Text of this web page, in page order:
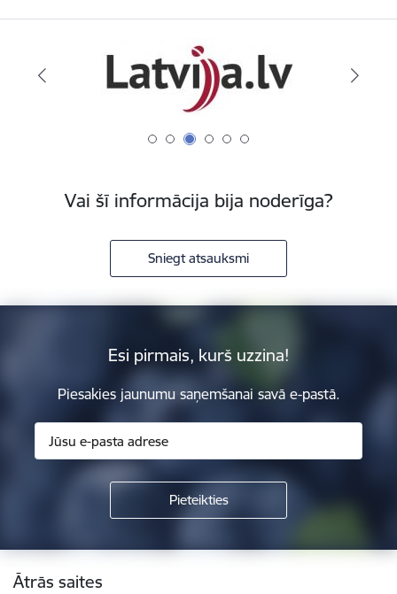
Vai šī informācija bija noderīga?
Sniegt atsauksmi
Esi pirmais, kurš uzzina!
Piesakies jaunumu saņemšanai savā e-pastā.
Kājene
Ātrās saites